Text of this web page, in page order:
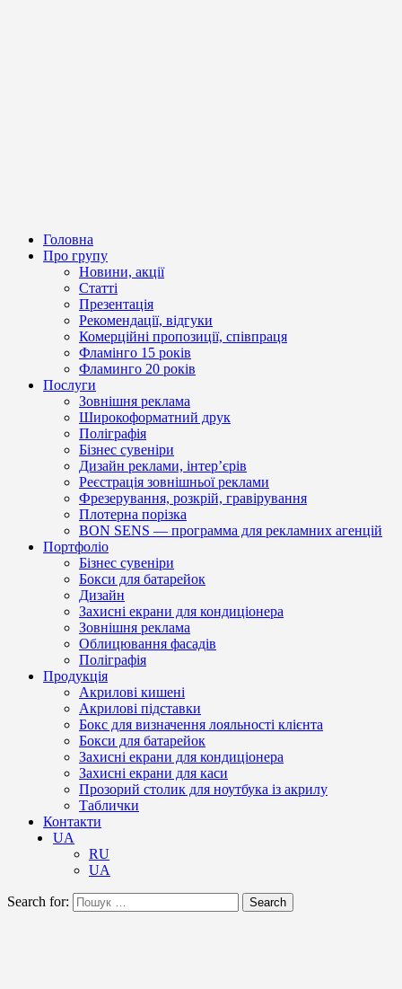
Головна
Про групу
Новини, акції
Статті
Презентація
Рекомендації, відгуки
Комерційні пропозиції, співпраця
Фламінго 15 років
Фламинго 20 років
Послуги
Зовнішня реклама
Широкоформатний друк
Поліграфія
Бізнес сувеніри
Дизайн реклами, інтер’єрів
Реєстрація зовнішньої реклами
Фрезерування, розкрій, гравірування
Плотерна порізка
BON SENS — программа для рекламних агенцій
Портфоліо
Бізнес сувеніри
Бокси для батарейок
Дизайн
Захисні екрани для кондиціонера
Зовнішня реклама
Облицювання фасадів
Поліграфія
Продукція
Акрилові кишені
Акрилові підставки
Бокс для визначення лояльності клієнта
Бокси для батарейок
Захисні екрани для кондиціонера
Захисні екрани для каси
Прозорий столик для ноутбука із акрилу
Таблички
Контакти
UA
RU
UA
Search for: Search